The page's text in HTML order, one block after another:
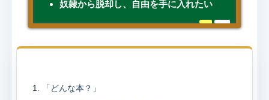
奴隷から脱却し、自由を手に入れたい
「どんな本？」